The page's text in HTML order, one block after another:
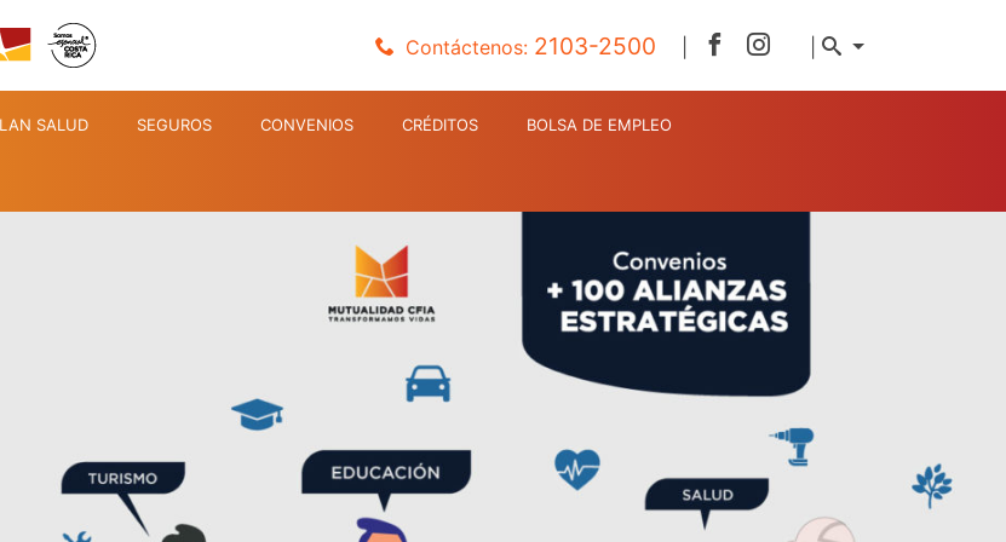
Contáctenos: 2103-2500 |
SALUD SEGUROS CONVENIOS CRÉDITOS BOLSA DE EMPLEO